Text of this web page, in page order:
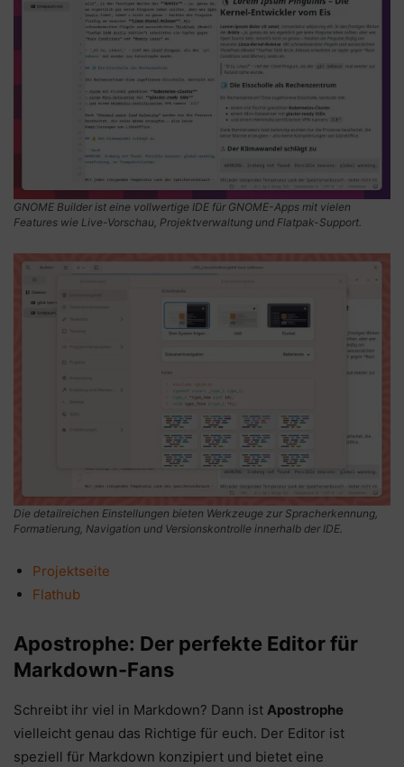
GNOME Builder ist eine vollwertige IDE für GNOME-Apps mit vielen
Features wie Live-Vorschau, Projektverwaltung und Flatpak-Support.
Die detailreichen Einstellungen bieten Werkzeuge zur Spracherkennung,
Formatierung, Navigation und Versionskontrolle innerhalb der IDE.
Projektseite
Flathub
Apostrophe: Der perfekte Editor für
Markdown-Fans
Schreibt ihr viel in Markdown? Dann ist Apostrophe
vielleicht genau das Richtige für euch. Der Editor ist
speziell für Markdown konzipiert und bietet eine